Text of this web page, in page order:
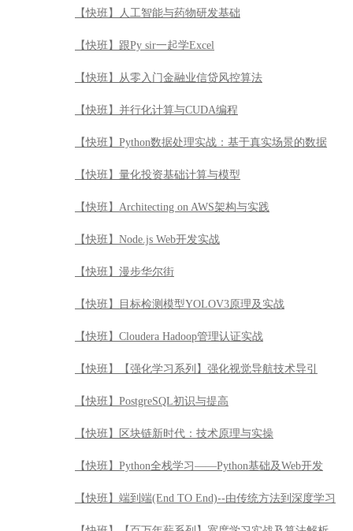
【快班】人工智能与药物研发基础
【快班】跟Py sir一起学Excel
【快班】从零入门金融业信贷风控算法
【快班】并行化计算与CUDA编程
【快班】Python数据处理实战：基于真实场景的数据
【快班】量化投资基础计算与模型
【快班】Architecting on AWS架构与实践
【快班】Node.js Web开发实战
【快班】漫步华尔街
【快班】目标检测模型YOLOV3原理及实战
【快班】Cloudera Hadoop管理认证实战
【快班】【强化学习系列】强化视觉导航技术导引
【快班】PostgreSQL初识与提高
【快班】区块链新时代：技术原理与实操
【快班】Python全栈学习——Python基础及Web开发
【快班】端到端(End TO End)--由传统方法到深度学习